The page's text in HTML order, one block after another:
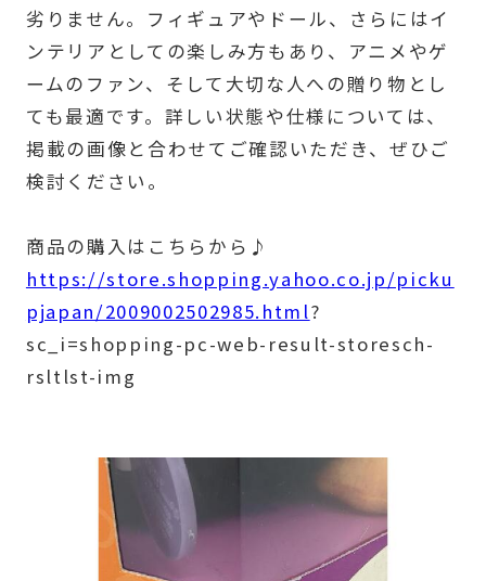
劣りません。フィギュアやドール、さらにはイ
ンテリアとしての楽しみ方もあり、アニメやゲ
ームのファン、そして大切な人への贈り物とし
ても最適です。詳しい状態や仕様については、
掲載の画像と合わせてご確認いただき、ぜひご
検討ください。
商品の購入はこちらから♪
https://store.shopping.yahoo.co.jp/picku
pjapan/2009002502985.html?
sc_i=shopping-pc-web-result-storesch-
rsltlst-img